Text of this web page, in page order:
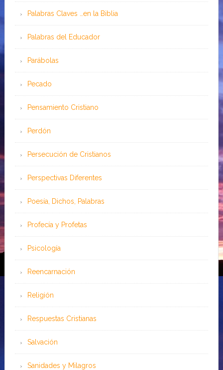
Palabras Claves …en la Biblia
Palabras del Educador
Parábolas
Pecado
Pensamiento Cristiano
Perdón
Persecución de Cristianos
Perspectivas Diferentes
Poesía, Dichos, Palabras
Profecía y Profetas
Psicología
Reencarnación
Religión
Respuestas Cristianas
Salvación
Sanidades y Milagros